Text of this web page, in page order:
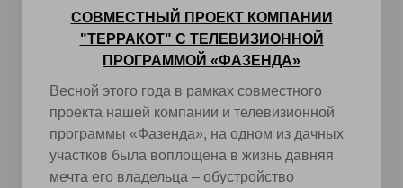
СОВМЕСТНЫЙ ПРОЕКТ КОМПАНИИ
"ТЕРРАКОТ" С ТЕЛЕВИЗИОННОЙ
ПРОГРАММОЙ «ФАЗЕНДА»
Весной этого года в рамках совместного
проекта нашей компании и телевизионной
программы «Фазенда», на одном из дачных
участков была воплощена в жизнь давняя
мечта его владельца – обустройство